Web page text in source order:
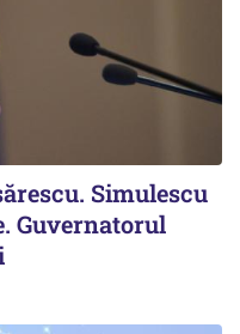
Simulescu
Guvernatorul